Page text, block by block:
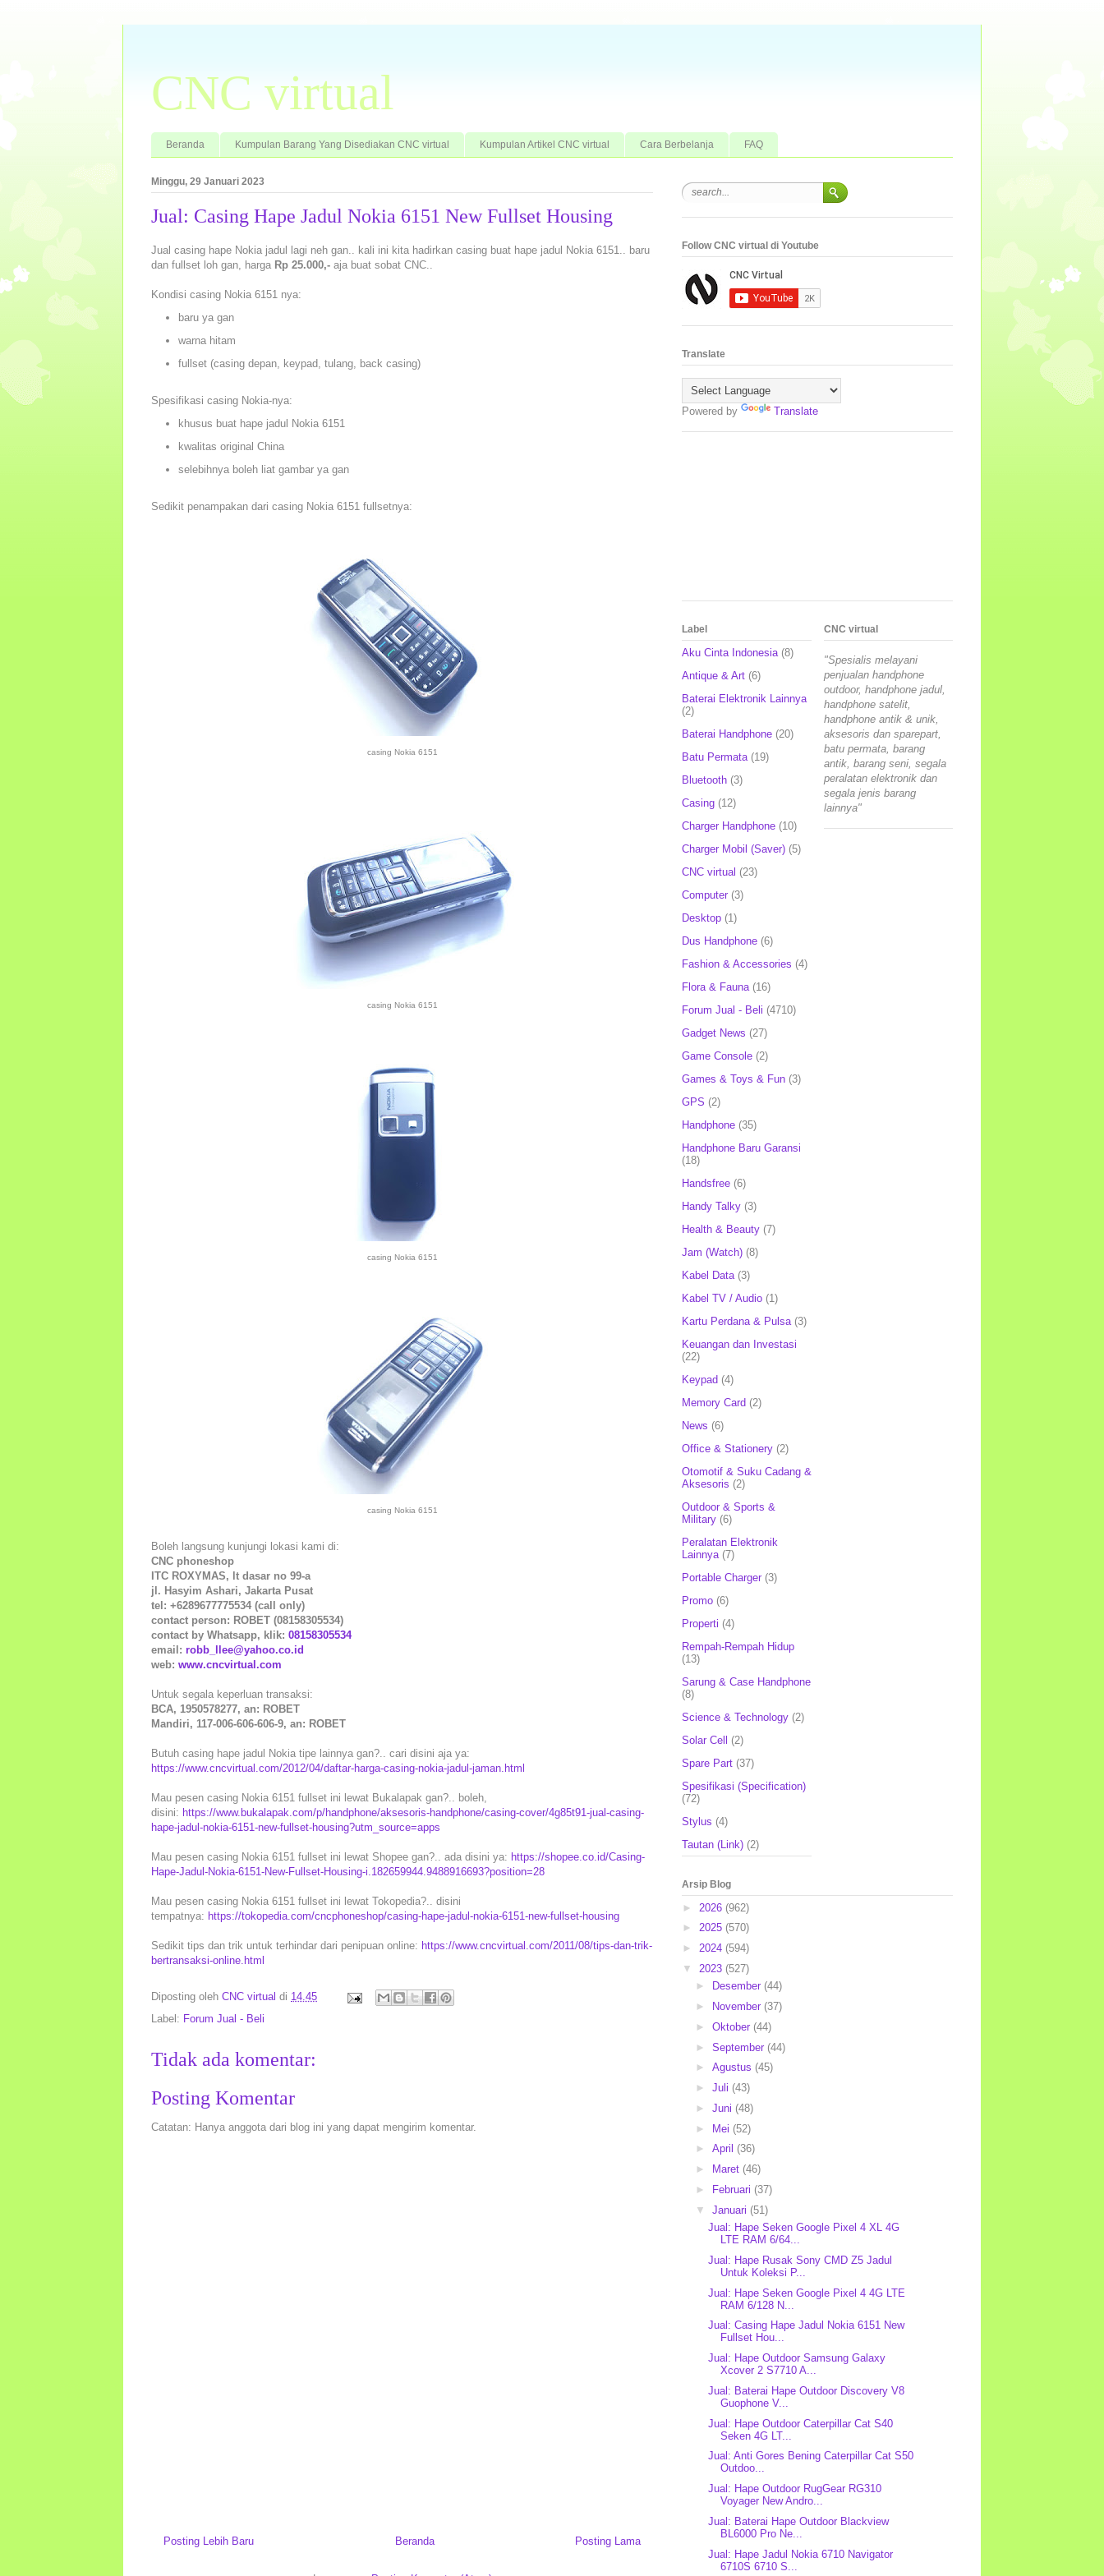
CNC virtual
Beranda Kumpulan Barang Yang Disediakan CNC virtual Kumpulan Artikel CNC virtual Cara Berbelanja FAQ
Minggu, 29 Januari 2023
Jual: Casing Hape Jadul Nokia 6151 New Fullset Housing
Jual casing hape Nokia jadul lagi neh gan.. kali ini kita hadirkan casing buat hape jadul Nokia 6151.. baru
dan fullset loh gan, harga Rp 25.000,- aja buat sobat CNC..
Kondisi casing Nokia 6151 nya:
baru ya gan
warna hitam
fullset (casing depan, keypad, tulang, back casing)
Spesifikasi casing Nokia-nya:
khusus buat hape jadul Nokia 6151
kwalitas original China
selebihnya boleh liat gambar ya gan
Sedikit penampakan dari casing Nokia 6151 fullsetnya:
casing Nokia 6151
casing Nokia 6151
casing Nokia 6151
casing Nokia 6151
Boleh langsung kunjungi lokasi kami di:
CNC phoneshop
ITC ROXYMAS, lt dasar no 99-a
jl. Hasyim Ashari, Jakarta Pusat
tel: +6289677775534 (call only)
contact person: ROBET (08158305534)
contact by Whatsapp, klik: 08158305534
email: robb_llee@yahoo.co.id
web: www.cncvirtual.com
Untuk segala keperluan transaksi:
BCA, 1950578277, an: ROBET
Mandiri, 117-006-606-606-9, an: ROBET
Butuh casing hape jadul Nokia tipe lainnya gan?.. cari disini aja ya:
https://www.cncvirtual.com/2012/04/daftar-harga-casing-nokia-jadul-jaman.html
Mau pesen casing Nokia 6151 fullset ini lewat Bukalapak gan?.. boleh,
disini: https://www.bukalapak.com/p/handphone/aksesoris-handphone/casing-cover/4g85t91-jual-casing-
hape-jadul-nokia-6151-new-fullset-housing?utm_source=apps
Mau pesen casing Nokia 6151 fullset ini lewat Shopee gan?.. ada disini ya: https://shopee.co.id/Casing-
Hape-Jadul-Nokia-6151-New-Fullset-Housing-i.182659944.9488916693?position=28
Mau pesen casing Nokia 6151 fullset ini lewat Tokopedia?.. disini
tempatnya: https://tokopedia.com/cncphoneshop/casing-hape-jadul-nokia-6151-new-fullset-housing
Sedikit tips dan trik untuk terhindar dari penipuan online: https://www.cncvirtual.com/2011/08/tips-dan-trik-
bertransaksi-online.html
Diposting oleh CNC virtual di 14.45
Label: Forum Jual - Beli
Tidak ada komentar:
Posting Komentar
Catatan: Hanya anggota dari blog ini yang dapat mengirim komentar.
Posting Lebih Baru Posting Lama
Beranda
Follow CNC virtual di Youtube
Translate
Powered by Translate
Label
Aku Cinta Indonesia (8)
Antique & Art (6)
Baterai Elektronik Lainnya
(2)
Baterai Handphone (20)
Batu Permata (19)
Bluetooth (3)
Casing (12)
Charger Handphone (10)
Charger Mobil (Saver) (5)
CNC virtual (23)
Computer (3)
Desktop (1)
Dus Handphone (6)
Fashion & Accessories (4)
Flora & Fauna (16)
Forum Jual - Beli (4710)
Gadget News (27)
Game Console (2)
Games & Toys & Fun (3)
GPS (2)
Handphone (35)
Handphone Baru Garansi
(18)
Handsfree (6)
Handy Talky (3)
Health & Beauty (7)
Jam (Watch) (8)
Kabel Data (3)
Kabel TV / Audio (1)
Kartu Perdana & Pulsa (3)
Keuangan dan Investasi
(22)
Keypad (4)
Memory Card (2)
News (6)
Office & Stationery (2)
Otomotif & Suku Cadang &
Aksesoris (2)
Outdoor & Sports &
Military (6)
Peralatan Elektronik
Lainnya (7)
Portable Charger (3)
Promo (6)
Properti (4)
Rempah-Rempah Hidup
(13)
Sarung & Case Handphone
(8)
Science & Technology (2)
Solar Cell (2)
Spare Part (37)
Spesifikasi (Specification)
(72)
Stylus (4)
Tautan (Link) (2)
CNC virtual
"Spesialis melayani
penjualan handphone
outdoor, handphone jadul,
handphone satelit,
handphone antik & unik,
aksesoris dan sparepart,
batu permata, barang
antik, barang seni, segala
peralatan elektronik dan
segala jenis barang
lainnya"
Arsip Blog
► 2026 (962)
► 2025 (570)
► 2024 (594)
▼ 2023 (527)
►
Desember (44)
►
November (37)
► Oktober (44)
► September (44)
► Agustus (45)
► Juli (43)
► Juni (48)
► Mei (52)
► April (36)
►
Maret (46)
►
Februari (37)
▼ Januari (51)
Jual: Hape Seken Google Pixel 4 XL 4G
LTE RAM 6/64...
Jual: Hape Rusak Sony CMD Z5 Jadul
Untuk Koleksi P...
Jual: Hape Seken Google Pixel 4 4G LTE
RAM 6/128 N...
Jual: Casing Hape Jadul Nokia 6151 New
Fullset Hou...
Jual: Hape Outdoor Samsung Galaxy
Xcover 2 S7710 A...
Jual: Baterai Hape Outdoor Discovery V8
Guophone V...
Jual: Hape Outdoor Caterpillar Cat S40
Seken 4G LT...
Jual: Anti Gores Bening Caterpillar Cat S50
Outdoo...
Jual: Hape Outdoor RugGear RG310
Voyager New Andro...
Jual: Baterai Hape Outdoor Blackview
BL6000 Pro Ne...
Jual: Hape Jadul Nokia 6710 Navigator
6710S 6710 S...